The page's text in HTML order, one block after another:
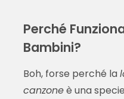
Perché
Bambini?
Boh, forse perché la
canzoneè una